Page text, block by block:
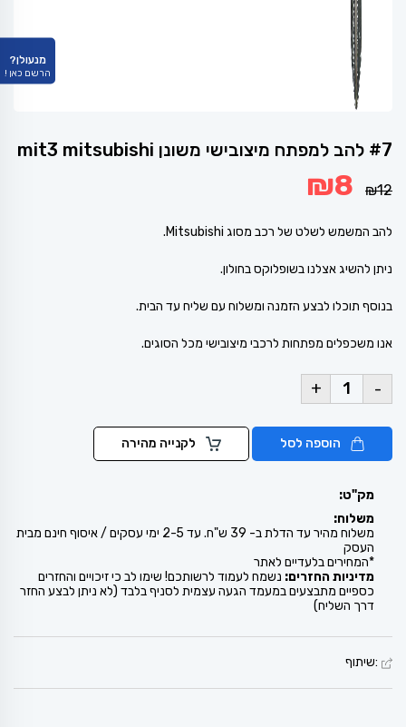
#7 להב למפתח מיצובישי משונן mit3 mitsubishi
₪12
המחיר
המקורי₪8
להב המשמש לשלט של רכב מסוג Mitsubishi.
ניתן להשיג אצלנו בשופלוקס בחולון.
בנוסף תוכלו לבצע הזמנה ומשלוח עם שליח עד הבית.
אנו משכפלים מפתחות לרכבי מיצובישי מכל הסוגים.
-
+
הוספה לסל לקנייה מהירה
מק"ט:
משלוח:
משלוח מהיר עד הדלת ב- 39 ש"ח. עד 2-5 ימי עסקים / איסוף חינם מבית
העסק
*המחירים בלעדיים לאתר
מדיניות החזרים: נשמח לעמוד לרשותכם! שימו לב כי זיכויים והחזרים
כספיים מתבצעים במעמד הגעה עצמית לסניף בלבד (לא ניתן לבצע החזר
דרך השליח)
:שיתוף
מנעולן?
הרשם כאן !